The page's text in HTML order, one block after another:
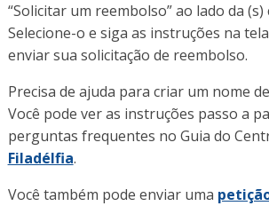
“Solicitar um reembolso” ao lado da (s)
Selecione-o e siga as instruções na
enviar sua solicitação de reembolso.
Precisa de ajuda para criar um nome
Você pode ver as instruções passo a
perguntas frequentes no Guia do
Filadélfia.
Você também pode enviar uma